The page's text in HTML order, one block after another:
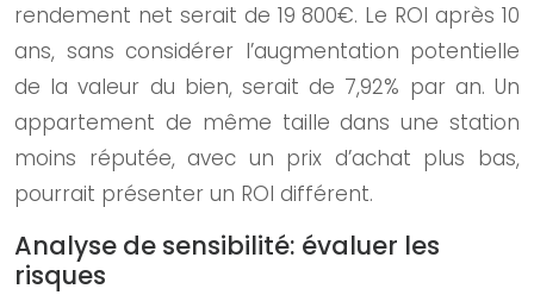
rendement net serait de 19 800€. Le ROI après 10
ans, sans considérer l’augmentation potentielle
de la valeur du bien, serait de 7,92% par an. Un
appartement de même taille dans une station
moins réputée, avec un prix d’achat plus bas,
pourrait présenter un ROI différent.
Analyse de sensibilité: évaluer les
risques